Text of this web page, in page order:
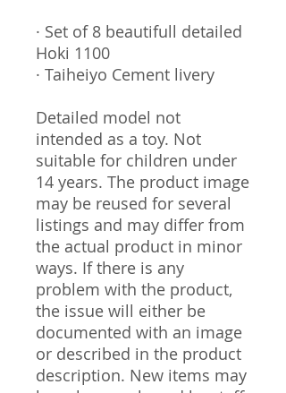
· Set of 8 beautifull detailed
Hoki 1100
· Taiheiyo Cement livery
Detailed model not
intended as a toy. Not
suitable for children under
14 years. The product image
may be reused for several
listings and may differ from
the actual product in minor
ways. If there is any
problem with the product,
the issue will either be
documented with an image
or described in the product
description. New items may